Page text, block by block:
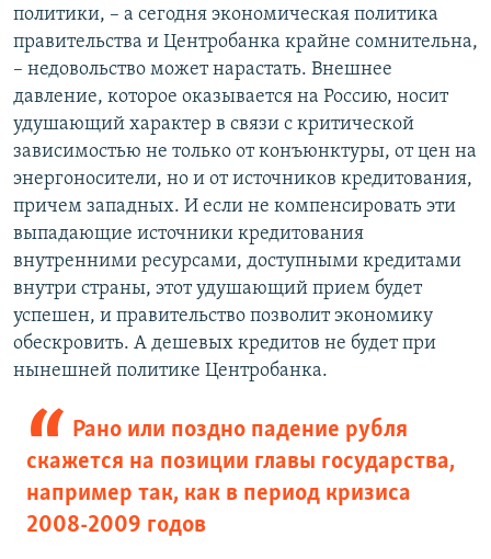
политики, – а сегодня экономическая политика
правительства и Центробанка крайне сомнительна,
– недовольство может нарастать. Внешнее
давление, которое оказывается на Россию, носит
удушающий характер в связи с критической
зависимостью не только от конъюнктуры, от цен на
энергоносители, но и от источников кредитования,
причем западных. И если не компенсировать эти
выпадающие источники кредитования
внутренними ресурсами, доступными кредитами
внутри страны, этот удушающий прием будет
успешен, и правительство позволит экономику
обескровить. А дешевых кредитов не будет при
нынешней политике Центробанка.
Рано или поздно падение рубля
скажется на позиции главы государства,
например так, как в период кризиса
2008-2009 годов